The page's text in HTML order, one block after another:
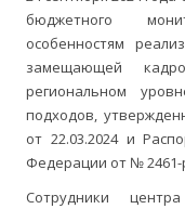
бюджетного
особенностям
замещающей
региональном
подходов,
от 22.03.2024 и
Федерации от № 2461-
Сотрудники